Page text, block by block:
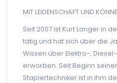
MIT LEIDENSCHAFT UND
Seit 2007 ist Kurt Langer in
tätig und hat sich über die
Wissen über Elektro-,
erworben. Seit Beginn
Staplertechniker ist in ihm